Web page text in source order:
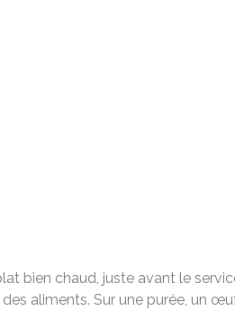
bien chaud, juste avant le
aliments. Sur une purée, un